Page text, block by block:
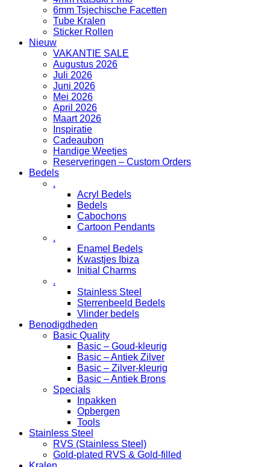
6mm Tsjechische Facetten
Tube Kralen
Sticker Rollen
Nieuw
VAKANTIE SALE
Augustus 2026
Juli 2026
Juni 2026
Mei 2026
April 2026
Maart 2026
Inspiratie
Cadeaubon
Handige Weetjes
Reserveringen – Custom Orders
Bedels
.
Acryl Bedels
Bedels
Cabochons
Cartoon Pendants
.
Enamel Bedels
Kwastjes Ibiza
Initial Charms
.
Stainless Steel
Sterrenbeeld Bedels
Vlinder bedels
Benodigdheden
Basic Quality
Basic – Goud-kleurig
Basic – Antiek Zilver
Basic – Zilver-kleurig
Basic – Antiek Brons
Specials
Inpakken
Opbergen
Tools
Stainless Steel
RVS (Stainless Steel)
Gold-plated RVS & Gold-filled